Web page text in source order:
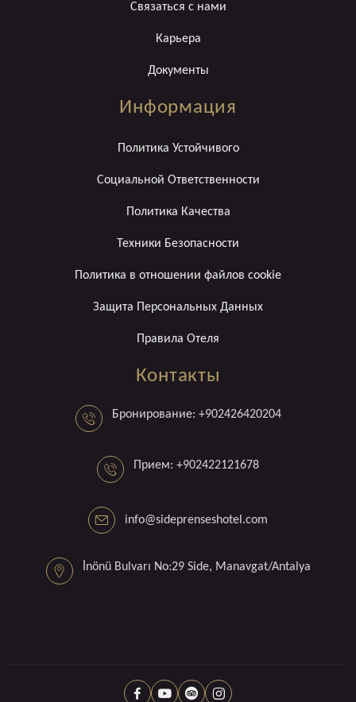
Связаться с нами
Карьера
Документы
Информация
Политика Устойчивого
Социальной Ответственности
Политика Качества
Техники Безопасности
Политика в отношении файлов cookie
Защита Персональных Данных
Правила Отеля
Контакты
Бронирование: +902426420204
Прием: +902422121678
info@sideprenseshotel.com
İnönü Bulvarı No:29 Side, Manavgat/Antalya